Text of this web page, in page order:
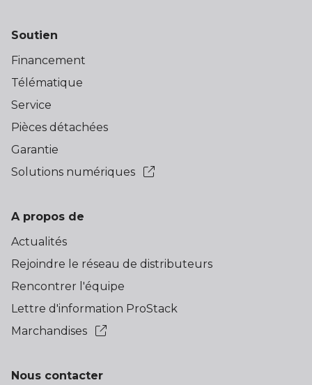
Soutien
Financement
Télématique
Service
Pièces détachées
Garantie
Solutions numériques
A propos de
Actualités
Rejoindre le réseau de distributeurs
Rencontrer l'équipe
Lettre d'information ProStack
Marchandises
Nous contacter